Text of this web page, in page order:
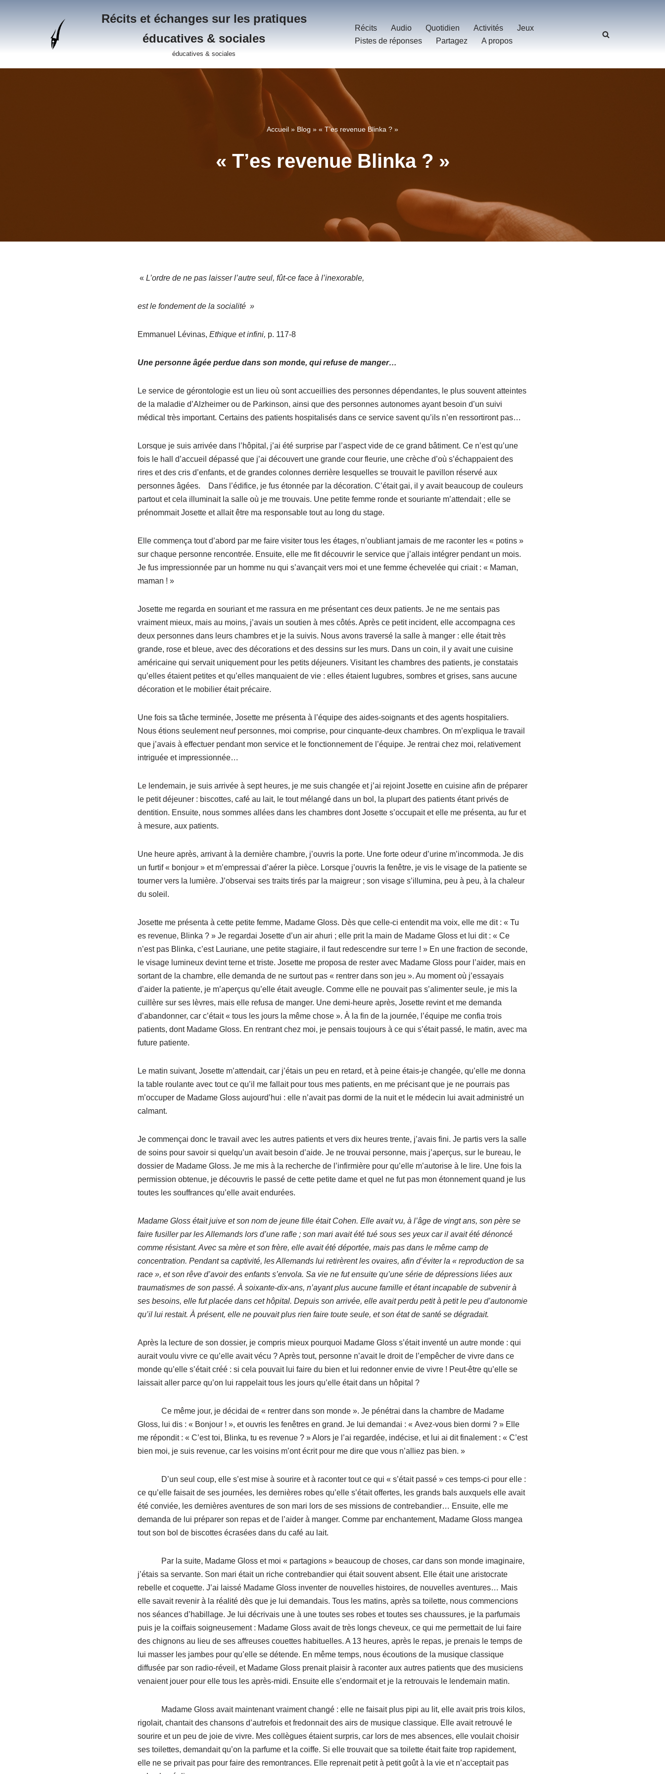
Récits et échanges sur les pratiques
éducatives & sociales
éducatives & sociales
Récits Audio Quotidien Activités
Jeux
Pistes de réponses
Partagez A propos
Accueil » Blog » « T’es revenue Blinka ? »
« T’es revenue Blinka ? »
« L’ordre de ne pas laisser l’autre seul, fût-ce face à l’inexorable,
est le fondement de la socialité »
Emmanuel Lévinas, Ethique et infini, p. 117-8
Une personne âgée perdue dans son monde, qui refuse de manger…
Le service de gérontologie est un lieu où sont accueillies des personnes dépendantes, le plus souvent atteintes
de la maladie d’Alzheimer ou de Parkinson, ainsi que des personnes autonomes ayant besoin d’un suivi
médical très important. Certains des patients hospitalisés dans ce service savent qu’ils n’en ressortiront pas…
Lorsque je suis arrivée dans l’hôpital, j’ai été surprise par l’aspect vide de ce grand bâtiment. Ce n’est qu’une
fois le hall d’accueil dépassé que j’ai découvert une grande cour fleurie, une crèche d’où s’échappaient des
rires et des cris d’enfants, et de grandes colonnes derrière lesquelles se trouvait le pavillon réservé aux
personnes âgées. Dans l’édifice, je fus étonnée par la décoration. C’était gai, il y avait beaucoup de couleurs
partout et cela illuminait la salle où je me trouvais. Une petite femme ronde et souriante m’attendait ; elle se
prénommait Josette et allait être ma responsable tout au long du stage.
Elle commença tout d’abord par me faire visiter tous les étages, n’oubliant jamais de me raconter les « potins »
sur chaque personne rencontrée. Ensuite, elle me fit découvrir le service que j’allais intégrer pendant un mois.
Je fus impressionnée par un homme nu qui s’avançait vers moi et une femme échevelée qui criait : « Maman,
maman ! »
Josette me regarda en souriant et me rassura en me présentant ces deux patients. Je ne me sentais pas
vraiment mieux, mais au moins, j’avais un soutien à mes côtés. Après ce petit incident, elle accompagna ces
deux personnes dans leurs chambres et je la suivis. Nous avons traversé la salle à manger : elle était très
grande, rose et bleue, avec des décorations et des dessins sur les murs. Dans un coin, il y avait une cuisine
américaine qui servait uniquement pour les petits déjeuners. Visitant les chambres des patients, je constatais
qu’elles étaient petites et qu’elles manquaient de vie : elles étaient lugubres, sombres et grises, sans aucune
décoration et le mobilier était précaire.
Une fois sa tâche terminée, Josette me présenta à l’équipe des aides-soignants et des agents hospitaliers.
Nous étions seulement neuf personnes, moi comprise, pour cinquante-deux chambres. On m’expliqua le travail
que j’avais à effectuer pendant mon service et le fonctionnement de l’équipe. Je rentrai chez moi, relativement
intriguée et impressionnée…
Le lendemain, je suis arrivée à sept heures, je me suis changée et j’ai rejoint Josette en cuisine afin de préparer
le petit déjeuner : biscottes, café au lait, le tout mélangé dans un bol, la plupart des patients étant privés de
dentition. Ensuite, nous sommes allées dans les chambres dont Josette s’occupait et elle me présenta, au fur et
à mesure, aux patients.
Une heure après, arrivant à la dernière chambre, j’ouvris la porte. Une forte odeur d’urine m’incommoda. Je dis
un furtif « bonjour » et m’empressai d’aérer la pièce. Lorsque j’ouvris la fenêtre, je vis le visage de la patiente se
tourner vers la lumière. J’observai ses traits tirés par la maigreur ; son visage s’illumina, peu à peu, à la chaleur
du soleil.
Josette me présenta à cette petite femme, Madame Gloss. Dès que celle-ci entendit ma voix, elle me dit : « Tu
es revenue, Blinka ? » Je regardai Josette d’un air ahuri ; elle prit la main de Madame Gloss et lui dit : « Ce
n’est pas Blinka, c’est Lauriane, une petite stagiaire, il faut redescendre sur terre ! » En une fraction de seconde,
le visage lumineux devint terne et triste. Josette me proposa de rester avec Madame Gloss pour l’aider, mais en
sortant de la chambre, elle demanda de ne surtout pas « rentrer dans son jeu ». Au moment où j’essayais
d’aider la patiente, je m’aperçus qu’elle était aveugle. Comme elle ne pouvait pas s’alimenter seule, je mis la
cuillère sur ses lèvres, mais elle refusa de manger. Une demi-heure après, Josette revint et me demanda
d’abandonner, car c’était « tous les jours la même chose ». À la fin de la journée, l’équipe me confia trois
patients, dont Madame Gloss. En rentrant chez moi, je pensais toujours à ce qui s’était passé, le matin, avec ma
future patiente.
Le matin suivant, Josette m’attendait, car j’étais un peu en retard, et à peine étais-je changée, qu’elle me donna
la table roulante avec tout ce qu’il me fallait pour tous mes patients, en me précisant que je ne pourrais pas
m’occuper de Madame Gloss aujourd’hui : elle n’avait pas dormi de la nuit et le médecin lui avait administré un
calmant.
Je commençai donc le travail avec les autres patients et vers dix heures trente, j’avais fini. Je partis vers la salle
de soins pour savoir si quelqu’un avait besoin d’aide. Je ne trouvai personne, mais j’aperçus, sur le bureau, le
dossier de Madame Gloss. Je me mis à la recherche de l’infirmière pour qu’elle m’autorise à le lire. Une fois la
permission obtenue, je découvris le passé de cette petite dame et quel ne fut pas mon étonnement quand je lus
toutes les souffrances qu’elle avait endurées.
Madame Gloss était juive et son nom de jeune fille était Cohen. Elle avait vu, à l’âge de vingt ans, son père se
faire fusiller par les Allemands lors d’une rafle ; son mari avait été tué sous ses yeux car il avait été dénoncé
comme résistant. Avec sa mère et son frère, elle avait été déportée, mais pas dans le même camp de
concentration. Pendant sa captivité, les Allemands lui retirèrent les ovaires, afin d’éviter la « reproduction de sa
race », et son rêve d’avoir des enfants s’envola. Sa vie ne fut ensuite qu’une série de dépressions liées aux
traumatismes de son passé. À soixante-dix-ans, n’ayant plus aucune famille et étant incapable de subvenir à
ses besoins, elle fut placée dans cet hôpital. Depuis son arrivée, elle avait perdu petit à petit le peu d’autonomie
qu’il lui restait. À présent, elle ne pouvait plus rien faire toute seule, et son état de santé se dégradait.
Après la lecture de son dossier, je compris mieux pourquoi Madame Gloss s’était inventé un autre monde : qui
aurait voulu vivre ce qu’elle avait vécu ? Après tout, personne n’avait le droit de l’empêcher de vivre dans ce
monde qu’elle s’était créé : si cela pouvait lui faire du bien et lui redonner envie de vivre ! Peut-être qu’elle se
laissait aller parce qu’on lui rappelait tous les jours qu’elle était dans un hôpital ?
Ce même jour, je décidai de « rentrer dans son monde ». Je pénétrai dans la chambre de Madame
Gloss, lui dis : « Bonjour ! », et ouvris les fenêtres en grand. Je lui demandai : « Avez-vous bien dormi ? » Elle
me répondit : « C’est toi, Blinka, tu es revenue ? » Alors je l’ai regardée, indécise, et lui ai dit finalement : « C’est
bien moi, je suis revenue, car les voisins m’ont écrit pour me dire que vous n’alliez pas bien. »
D’un seul coup, elle s’est mise à sourire et à raconter tout ce qui « s’était passé » ces temps-ci pour elle :
ce qu’elle faisait de ses journées, les dernières robes qu’elle s’était offertes, les grands bals auxquels elle avait
été conviée, les dernières aventures de son mari lors de ses missions de contrebandier… Ensuite, elle me
demanda de lui préparer son repas et de l’aider à manger. Comme par enchantement, Madame Gloss mangea
tout son bol de biscottes écrasées dans du café au lait.
Par la suite, Madame Gloss et moi « partagions » beaucoup de choses, car dans son monde imaginaire,
j’étais sa servante. Son mari était un riche contrebandier qui était souvent absent. Elle était une aristocrate
rebelle et coquette. J’ai laissé Madame Gloss inventer de nouvelles histoires, de nouvelles aventures… Mais
elle savait revenir à la réalité dès que je lui demandais. Tous les matins, après sa toilette, nous commencions
nos séances d’habillage. Je lui décrivais une à une toutes ses robes et toutes ses chaussures, je la parfumais
puis je la coiffais soigneusement : Madame Gloss avait de très longs cheveux, ce qui me permettait de lui faire
des chignons au lieu de ses affreuses couettes habituelles. A 13 heures, après le repas, je prenais le temps de
lui masser les jambes pour qu’elle se détende. En même temps, nous écoutions de la musique classique
diffusée par son radio-réveil, et Madame Gloss prenait plaisir à raconter aux autres patients que des musiciens
venaient jouer pour elle tous les après-midi. Ensuite elle s’endormait et je la retrouvais le lendemain matin.
Madame Gloss avait maintenant vraiment changé : elle ne faisait plus pipi au lit, elle avait pris trois kilos,
rigolait, chantait des chansons d’autrefois et fredonnait des airs de musique classique. Elle avait retrouvé le
sourire et un peu de joie de vivre. Mes collègues étaient surpris, car lors de mes absences, elle voulait choisir
ses toilettes, demandait qu’on la parfume et la coiffe. Si elle trouvait que sa toilette était faite trop rapidement,
elle ne se privait pas pour faire des remontrances. Elle reprenait petit à petit goût à la vie et n’acceptait pas